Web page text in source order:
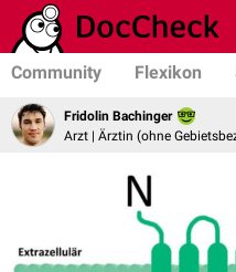
Community Flexikon
Fridolin Bachinger
Arzt | Ärztin (ohne